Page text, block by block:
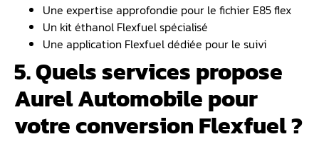
Une expertise approfondie pour le fichier E85 flex
Un kit éthanol Flexfuel spécialisé
Une application Flexfuel dédiée pour le suivi
5. Quels services propose
Aurel Automobile pour
votre conversion Flexfuel ?